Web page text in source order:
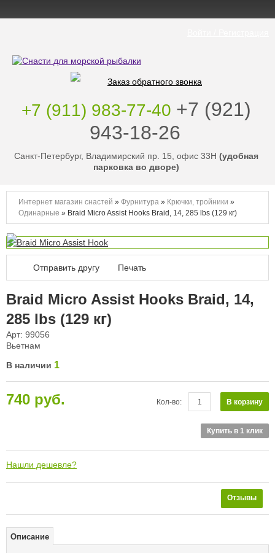
Заказ обратного звонка
+7 (911) 983-77-40 ‭+7 (921)
943-18-26
Санкт-Петербург, Владимирский пр. 15, офис 33Н (удобная
парковка во дворе)
Интернет магазин снастей » Фурнитура » Крючки, тройники »
Одинарные » Braid Micro Assist Hooks Braid, 14, 285 lbs (129 кг)
Отправить другу Печать
Braid Micro Assist Hooks Braid, 14,
285 lbs (129 кг)
Арт: 99056
Вьетнам
В наличии 1
740 руб. В корзину
Кол-во:
Купить в 1 клик
Нашли дешевле?
Отзывы
Описание